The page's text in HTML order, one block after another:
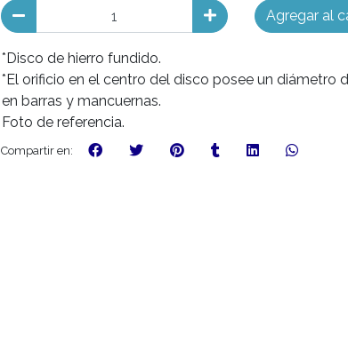
Agregar al
*Disco de hierro fundido.
*El orificio en el centro del disco posee un diámetro
en barras y mancuernas.
Foto de referencia.
Compartir en: